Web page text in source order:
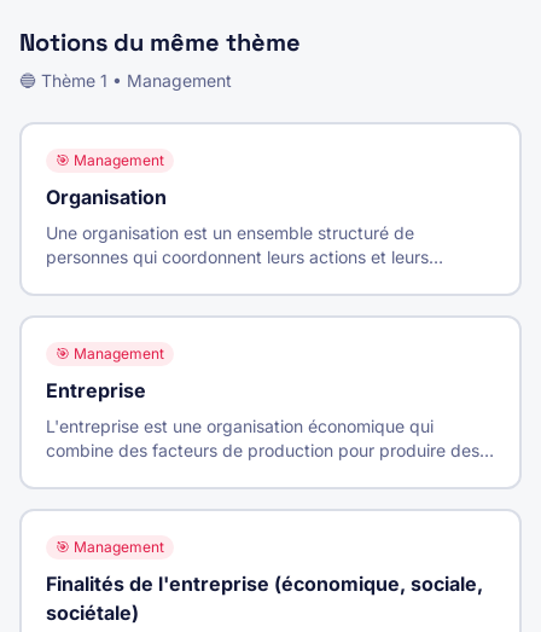
Notions du même thème
🔵 Thème 1 • Management
🎯 Management
Organisation
Une organisation est un ensemble structuré de
personnes qui coordonnent leurs actions et leurs
🎯 Management
Entreprise
L'entreprise est une organisation économique qui
combine des facteurs de production pour produire des
🎯 Management
Finalités de l'entreprise (économique, sociale,
sociétale)